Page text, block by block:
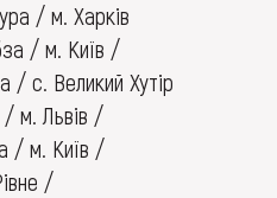
/ м. Харків
/ м. Київ /
/ с. Великий Хутір
/ м. Львів /
/ м. Київ /
/